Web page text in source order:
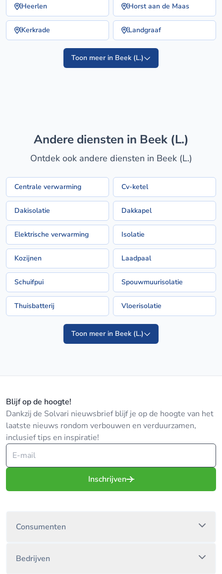
Heerlen Horst aan de Maas
Kerkrade Landgraaf
Toon meer in Beek (L.)
Andere diensten in Beek (L.)
Ontdek ook andere diensten in Beek (L.)
Centrale verwarming Cv-ketel
Dakisolatie Dakkapel
Elektrische verwarming Isolatie
Kozijnen Laadpaal
Schuifpui Spouwmuurisolatie
Thuisbatterij Vloerisolatie
Toon meer in Beek (L.)
Blijf op de hoogte!
Dankzij de Solvari nieuwsbrief blijf je op de hoogte van het
laatste nieuws rondom verbouwen en verduurzamen,
inclusief tips en inspiratie!
Inschrijven
Consumenten
Bedrijven